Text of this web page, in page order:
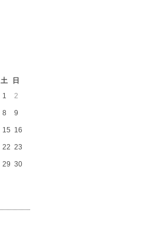
土
日
1
2
8 9
15 16
22 23
29 30